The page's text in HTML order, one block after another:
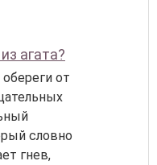
агата?
от
словно
гнев,